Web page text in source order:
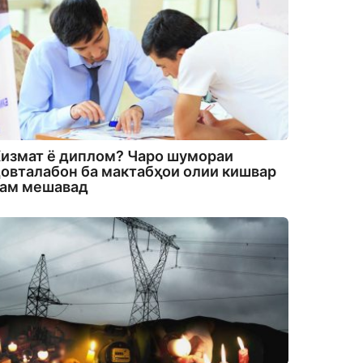
ё диплом? Чаро шумораи
ба мактабҳои олии кишвар
мешавад